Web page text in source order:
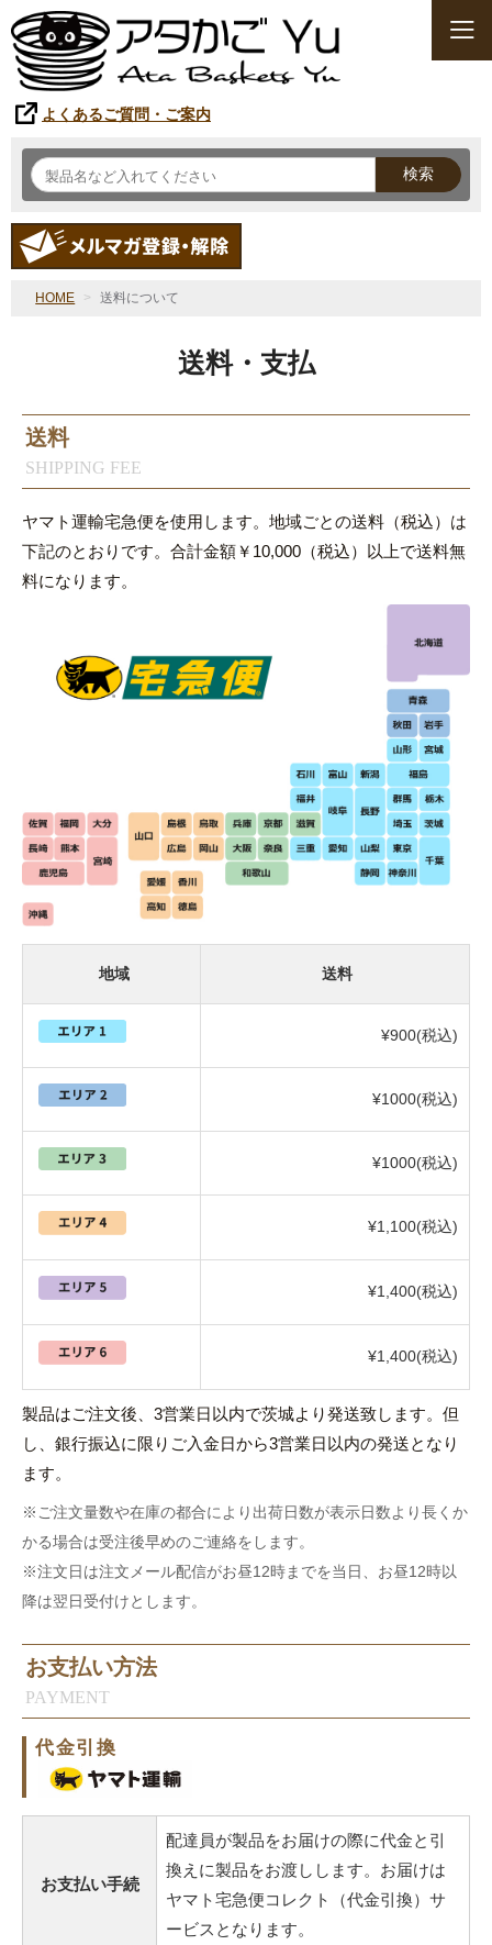
よくあるご質問・ご案内
検索
HOME 送料について
送料・支払
SHIPPING FEE
送料
ヤマト運輸宅急便を使用します。地域ごとの送料（税込）は
下記のとおりです。合計金額￥10,000（税込）以上で送料無
料になります。
地域 送料
¥900(税込)
¥1000(税込)
¥1000(税込)
¥1,100(税込)
¥1,400(税込)
¥1,400(税込)
製品はご注文後、3営業日以内で茨城より発送致します。但
し、銀行振込に限りご入金日から3営業日以内の発送となり
ます。
※ご注文量数や在庫の都合により出荷日数が表示日数より長くか
かる場合は受注後早めのご連絡をします。
※注文日は注文メール配信がお昼12時までを当日、お昼12時以
降は翌日受付けとします。
PAYMENT
お支払い方法
代金引換
お支払い手続
配達員が製品をお届けの際に代金と引
換えに製品をお渡しします。お届けは
ヤマト宅急便コレクト（代金引換）サ
ービスとなります。